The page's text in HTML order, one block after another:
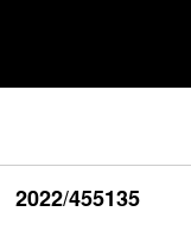
2022/455135